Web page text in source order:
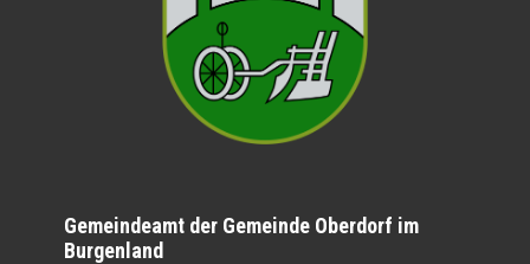
Gemeindeamt der Gemeinde Oberdorf im
Burgenland